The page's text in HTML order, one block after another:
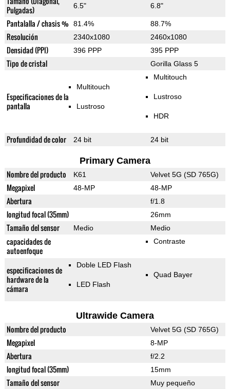
Pulgadas)
6.5" 6.8"
Pantalalla / chasis % 81.4% 88.7%
Resolución 2340x1080 2460x1080
Densidad (PPI) 396 PPP 395 PPP
Tipo de cristal Gorilla Glass 5
Especificaciones de la
pantalla
Multitouch
Lustroso
Multitouch
Lustroso
HDR
Profundidad de color 24 bit 24 bit
Primary Camera
Nombre del producto K61 Velvet 5G (SD 765G)
Megapixel 48-MP 48-MP
Abertura f/1.8
longitud focal (35mm) 26mm
Tamaño del sensor Medio Medio
capacidades de
autoenfoque
Contraste
especificaciones de
hardware de la
cámara
Doble LED Flash
LED Flash
Quad Bayer
Ultrawide Camera
Nombre del producto Velvet 5G (SD 765G)
Megapixel 8-MP
Abertura f/2.2
longitud focal (35mm) 15mm
Tamaño del sensor Muy pequeño